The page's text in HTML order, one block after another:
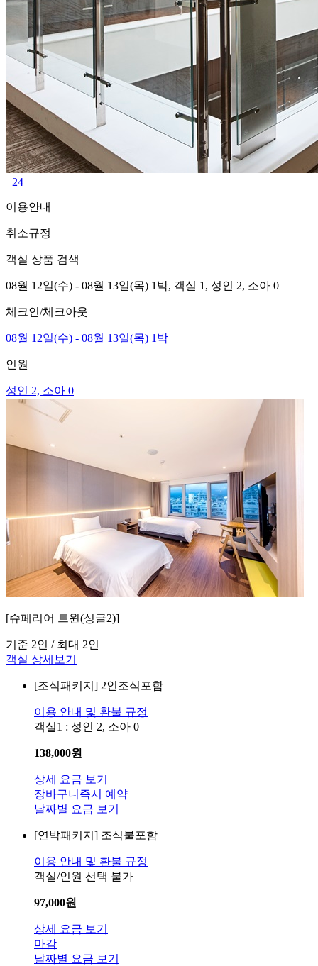
+24
이용안내
취소규정
객실 상품 검색
08월 12일(수) - 08월 13일(목) 1박, 객실 1, 성인 2, 소아 0
체크인/체크아웃
08월 12일(수) - 08월 13일(목) 1박
인원
성인 2, 소아 0
[슈페리어 트윈(싱글2)]
기준 2인 / 최대 2인
객실 상세보기
[조식패키지] 2인조식포함
이용 안내 및 환불 규정
객실1 : 성인 2, 소아 0
138,000원
상세 요금 보기
장바구니 즉시 예약
날짜별 요금 보기
[연박패키지] 조식불포함
이용 안내 및 환불 규정
객실/인원 선택 불가
97,000원
상세 요금 보기
마감
날짜별 요금 보기